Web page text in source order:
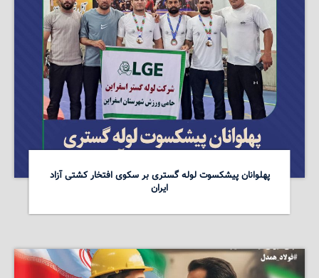
پهلوانان پیشکسوت لوله گستری بر سکوی افتخار کشتی آزاد
ایران